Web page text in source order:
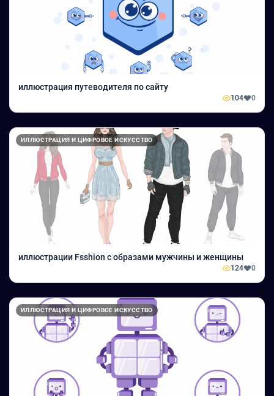
иллюстрация путеводителя по сайту
104 0
ИЛЛЮСТРАЦИЯ И ЦИФРОВОЕ ИСКУССТВО
иллюстрации Fsshion с образами мужчины и женщины
124 0
ИЛЛЮСТРАЦИЯ И ЦИФРОВОЕ ИСКУССТВО